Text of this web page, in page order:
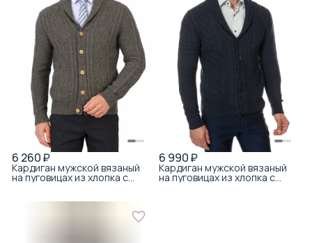
6 260 ₽
Кардиган мужской вязаный
на пуговицах из хлопка с
узором косы серый
6 990 ₽
Кардиган мужской вязаный
на пуговицах из хлопка с
узором косы тёмно-синий